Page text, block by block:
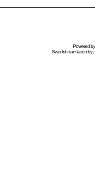
Powered by
Swedishtranslation by